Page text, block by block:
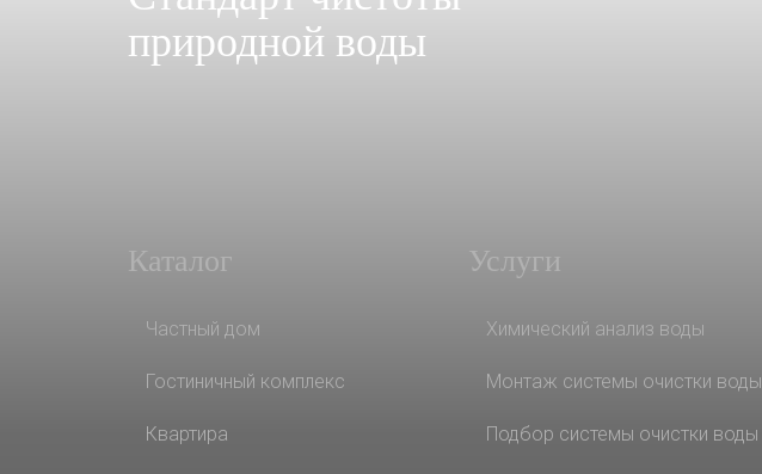
природной воды
Каталог
Частный дом
Гостиничный комплекс
Квартира
Услуги
Химический анализ воды
Монтаж системы очистки воды
Подбор системы очистки воды